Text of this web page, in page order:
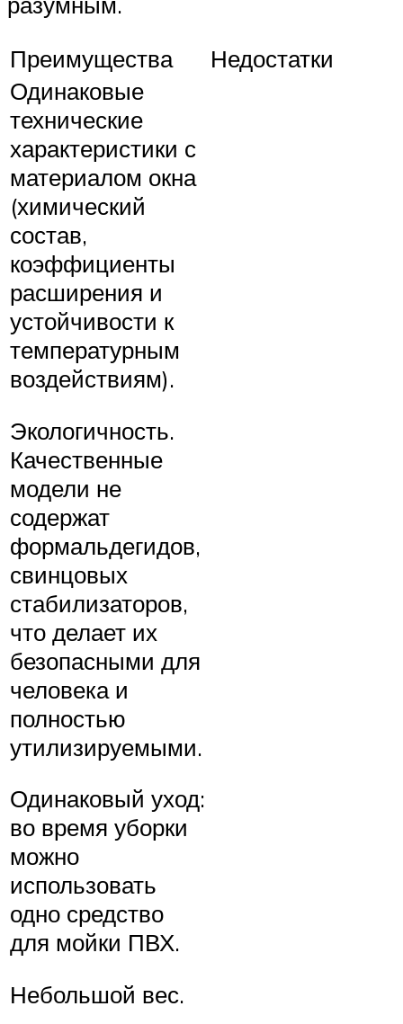
Преимущества
Недостатки
Одинаковые
технические
характеристики с
материалом окна
(химический
состав,
коэффициенты
расширения и
устойчивости к
температурным
воздействиям).
Экологичность.
Качественные
модели не
содержат
формальдегидов,
свинцовых
стабилизаторов,
что делает их
безопасными для
человека и
полностью
утилизируемыми.
Одинаковый уход:
во время уборки
можно
использовать
одно средство
для мойки ПВХ.
Небольшой вес.